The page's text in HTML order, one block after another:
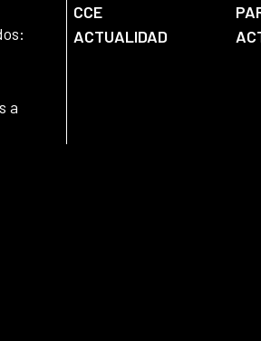
a
CCE
ACTUALIDAD